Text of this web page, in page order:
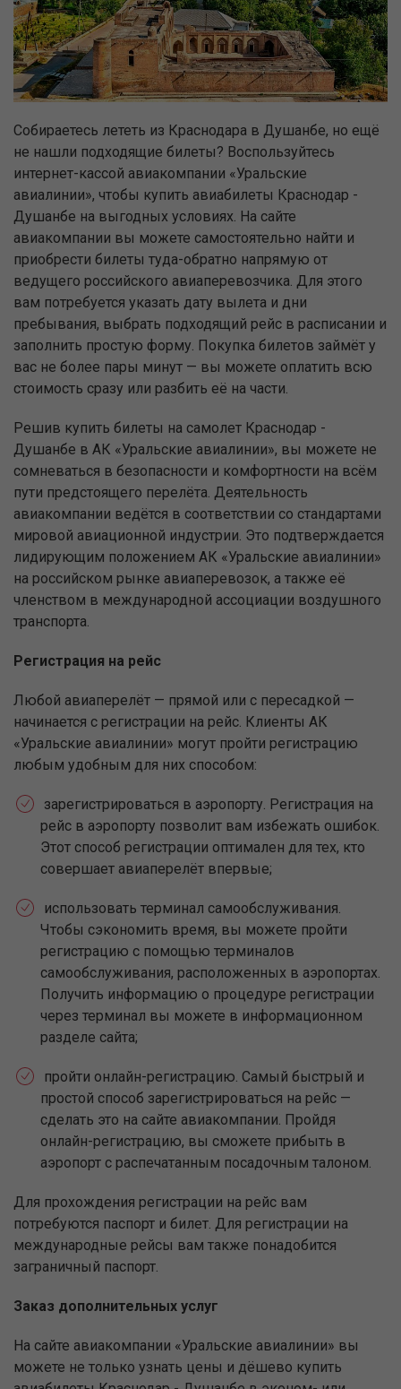
Собираетесь лететь из Краснодара в Душанбе, но ещё
не нашли подходящие билеты? Воспользуйтесь
интернет-кассой авиакомпании «Уральские
авиалинии», чтобы купить авиабилеты Краснодар -
Душанбе на выгодных условиях. На сайте
авиакомпании вы можете самостоятельно найти и
приобрести билеты туда-обратно напрямую от
ведущего российского авиаперевозчика. Для этого
вам потребуется указать дату вылета и дни
пребывания, выбрать подходящий рейс в расписании и
заполнить простую форму. Покупка билетов займёт у
вас не более пары минут — вы можете оплатить всю
стоимость сразу или разбить её на части.
Решив купить билеты на самолет Краснодар -
Душанбе в АК «Уральские авиалинии», вы можете не
сомневаться в безопасности и комфортности на всём
пути предстоящего перелёта. Деятельность
авиакомпании ведётся в соответствии со стандартами
мировой авиационной индустрии. Это подтверждается
лидирующим положением АК «Уральские авиалинии»
на российском рынке авиаперевозок, а также её
членством в международной ассоциации воздушного
транспорта.
Регистрация на рейс
Любой авиаперелёт — прямой или с пересадкой —
начинается с регистрации на рейс. Клиенты АК
«Уральские авиалинии» могут пройти регистрацию
любым удобным для них способом:
зарегистрироваться в аэропорту. Регистрация на
рейс в аэропорту позволит вам избежать ошибок.
Этот способ регистрации оптимален для тех, кто
совершает авиаперелёт впервые;
использовать терминал самообслуживания.
Чтобы сэкономить время, вы можете пройти
регистрацию с помощью терминалов
самообслуживания, расположенных в аэропортах.
Получить информацию о процедуре регистрации
через терминал вы можете в информационном
разделе сайта;
пройти онлайн-регистрацию. Самый быстрый и
простой способ зарегистрироваться на рейс —
сделать это на сайте авиакомпании. Пройдя
онлайн-регистрацию, вы сможете прибыть в
аэропорт с распечатанным посадочным талоном.
Для прохождения регистрации на рейс вам
потребуются паспорт и билет. Для регистрации на
международные рейсы вам также понадобится
заграничный паспорт.
Заказ дополнительных услуг
На сайте авиакомпании «Уральские авиалинии» вы
можете не только узнать цены и дёшево купить